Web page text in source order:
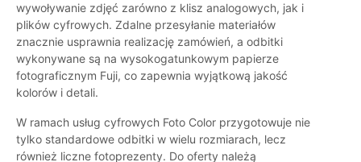
wywoływanie zdjęć zarówno z klisz analogowych, jak i
plików cyfrowych. Zdalne przesyłanie materiałów
znacznie usprawnia realizację zamówień, a odbitki
wykonywane są na wysokogatunkowym papierze
fotograficznym Fuji, co zapewnia wyjątkową jakość
kolorów i detali.
W ramach usług cyfrowych Foto Color przygotowuje nie
tylko standardowe odbitki w wielu rozmiarach, lecz
również liczne fotoprezenty. Do oferty należą